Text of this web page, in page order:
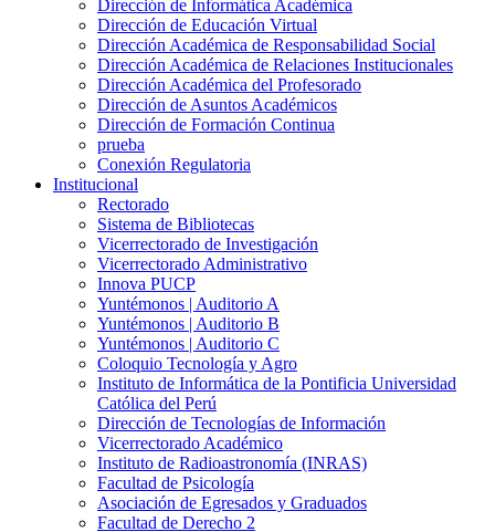
Dirección de Informática Académica
Dirección de Educación Virtual
Dirección Académica de Responsabilidad Social
Dirección Académica de Relaciones Institucionales
Dirección Académica del Profesorado
Dirección de Asuntos Académicos
Dirección de Formación Continua
prueba
Conexión Regulatoria
Institucional
Rectorado
Sistema de Bibliotecas
Vicerrectorado de Investigación
Vicerrectorado Administrativo
Innova PUCP
Yuntémonos | Auditorio A
Yuntémonos | Auditorio B
Yuntémonos | Auditorio C
Coloquio Tecnología y Agro
Instituto de Informática de la Pontificia Universidad
Católica del Perú
Dirección de Tecnologías de Información
Vicerrectorado Académico
Instituto de Radioastronomía (INRAS)
Facultad de Psicología
Asociación de Egresados y Graduados
Facultad de Derecho 2